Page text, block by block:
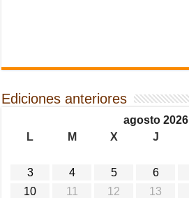
Ediciones anteriores
agosto 2026
L
M X J
3
4 5 6
10
11 12 13